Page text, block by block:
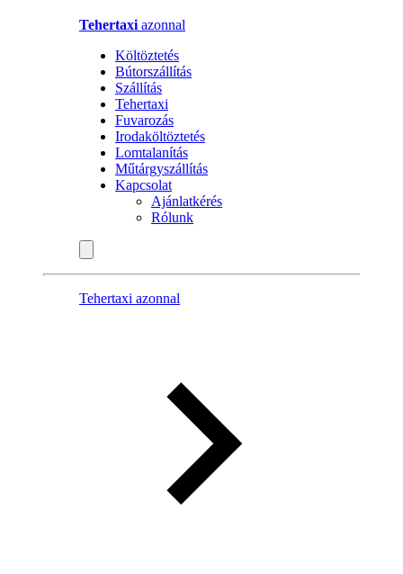
Tehertaxi azonnal
Költöztetés
Bútorszállítás
Szállítás
Tehertaxi
Fuvarozás
Irodaköltöztetés
Lomtalanítás
Műtárgyszállítás
Kapcsolat
Ajánlatkérés
Rólunk
Tehertaxi azonnal